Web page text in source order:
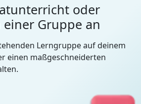
oder
Gruppe an
Lerngruppe auf deinem
einen maßgeschneiderten